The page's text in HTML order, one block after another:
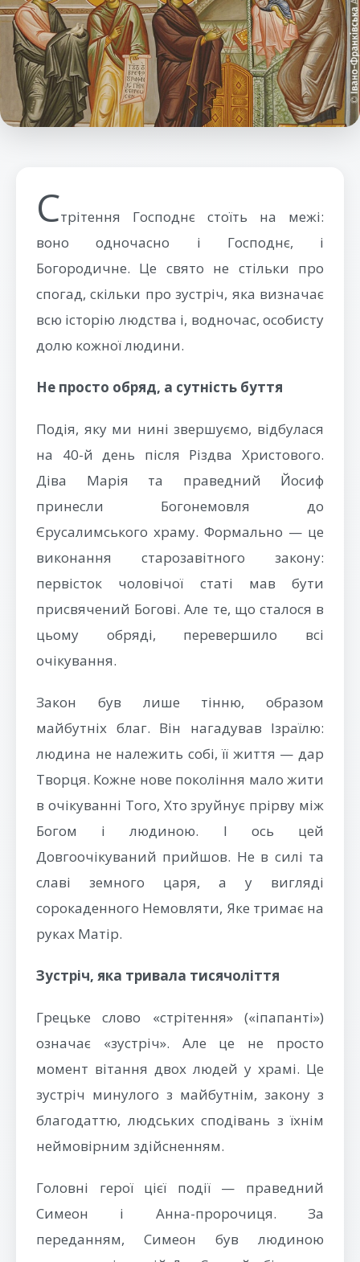
Стрітення Господнє стоїть на межі:
воно одночасно і Господнє, і
Богородичне. Це свято не стільки про
спогад, скільки про зустріч, яка визначає
всю історію людства і, водночас, особисту
долю кожної людини.
Не просто обряд, а сутність буття
Подія, яку ми нині звершуємо, відбулася
на 40-й день після Різдва Христового.
Діва Марія та праведний Йосиф
принесли Богонемовля до
Єрусалимського храму. Формально — це
виконання старозавітного закону:
первісток чоловічої статі мав бути
присвячений Богові. Але те, що сталося в
цьому обряді, перевершило всі
очікування.
Закон був лише тінню, образом
майбутніх благ. Він нагадував Ізраїлю:
людина не належить собі, її життя — дар
Творця. Кожне нове покоління мало жити
в очікуванні Того, Хто зруйнує прірву між
Богом і людиною. І ось цей
Довгоочікуваний прийшов. Не в силі та
славі земного царя, а у вигляді
сорокаденного Немовляти, Яке тримає на
руках Матір.
Зустріч, яка тривала тисячоліття
Грецьке слово «стрітення» («іпапанті»)
означає «зустріч». Але це не просто
момент вітання двох людей у храмі. Це
зустріч минулого з майбутнім, закону з
благодаттю, людських сподівань з їхнім
неймовірним здійсненням.
Головні герої цієї події — праведний
Симеон і Анна-пророчиця. За
переданням, Симеон був людиною